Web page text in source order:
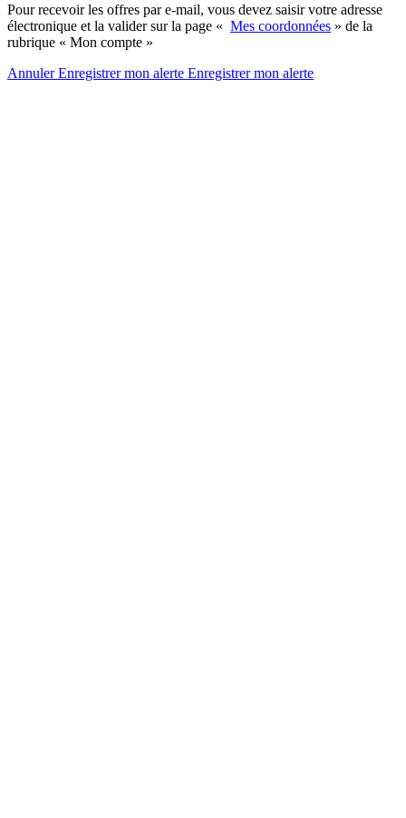
Pour recevoir les offres par e-mail, vous devez saisir votre adresse
électronique et la valider sur la page « Mes coordonnées » de la
rubrique « Mon compte »
AnnulerEnregistrer mon alerte Enregistrermon alerte